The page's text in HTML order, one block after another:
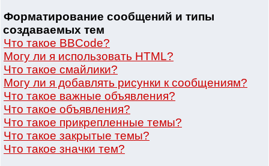
Форматирование сообщений и типы
создаваемых тем
Что такое BBCode?
Могу ли я использовать HTML?
Что такое смайлики?
Могу ли я добавлять рисунки к сообщениям?
Что такое важные объявления?
Что такое объявления?
Что такое прикрепленные темы?
Что такое закрытые темы?
Что такое значки тем?